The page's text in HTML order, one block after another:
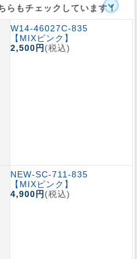
らもチェックしています！
W14-46027C-835
【MIXピンク】
2,500円 (税込)
NEW-SC-711-835
【MIXピンク】
4,900円 (税込)